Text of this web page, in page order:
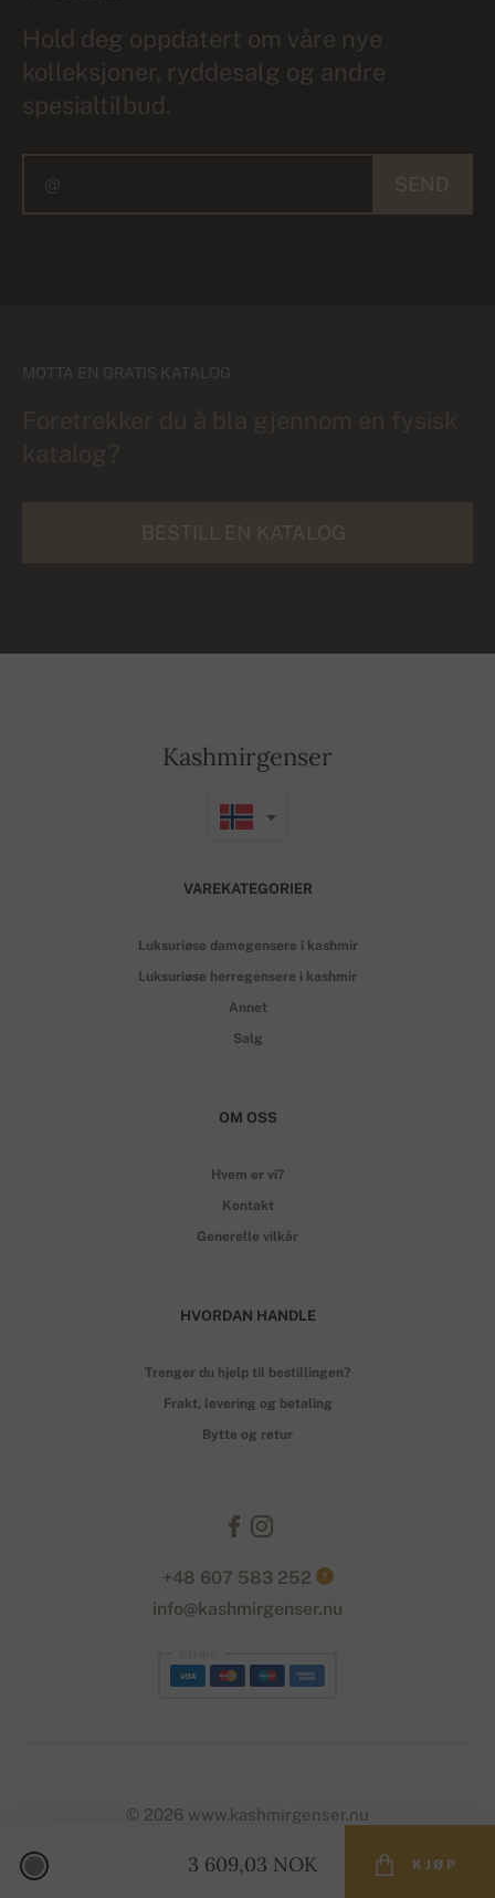
3 609,03 NOK KJØP
Hold deg oppdatert om våre nye
kolleksjoner, ryddesalg og andre
spesialtilbud.
MOTTA EN GRATIS KATALOG
Kashmirgenser
VAREKATEGORIER
Luksuriøse damegensere i kashmir
Luksuriøse herregensere i kashmir
Annet
Salg
OM OSS
Hvem er vi?
Kontakt
Generelle vilkår
HVORDAN HANDLE
Trenger du hjelp til bestillingen?
Frakt, levering og betaling
Bytte og retur
+48 607 583 252 ?
info@kashmirgenser.nu
© 2026 www.kashmirgenser.nu
Designed with by naum . | Powered by .